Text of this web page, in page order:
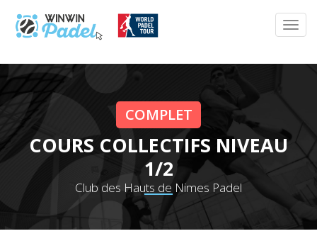
COMPLET
COURS COLLECTIFS NIVEAU
1/2
Club des Hauts de Nimes Padel